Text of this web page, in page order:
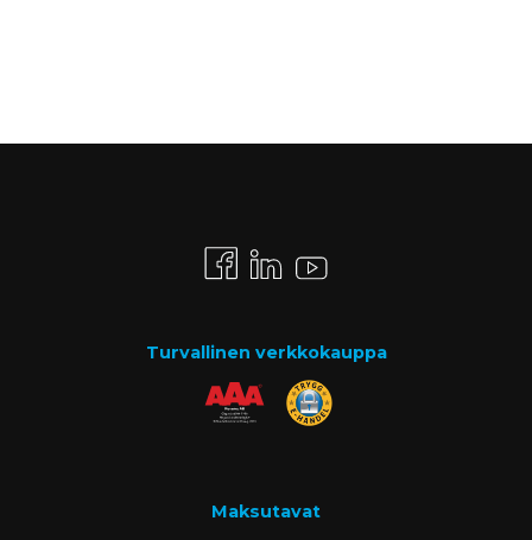
Turvallinen verkkokauppa
Maksutavat